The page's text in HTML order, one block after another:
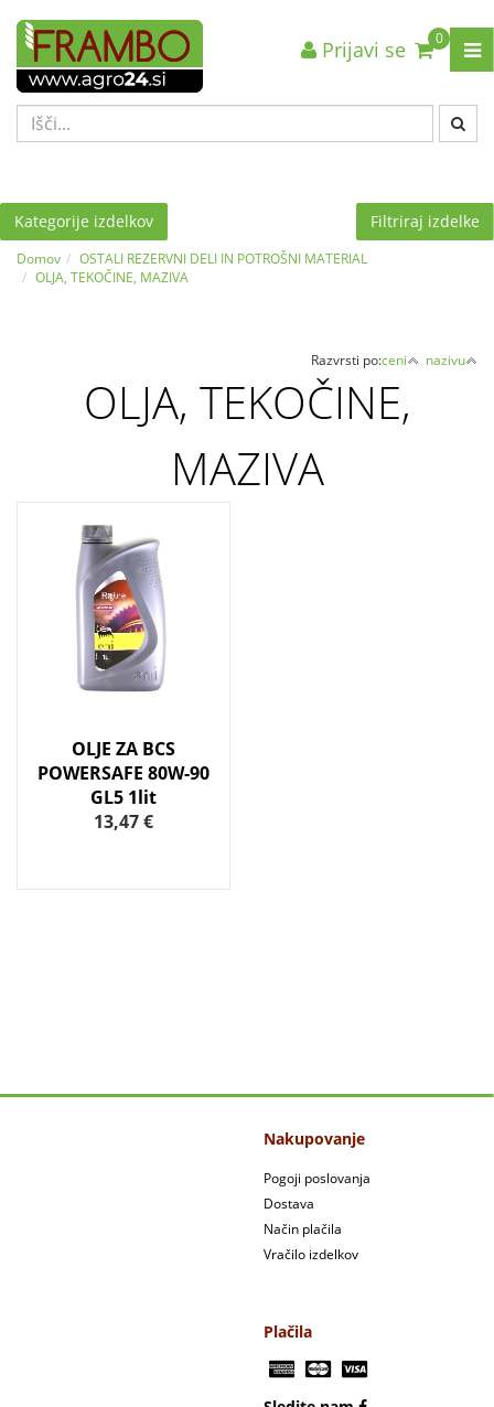
Nazaj en nivo
VRSTA 1
VRSTA 3
Nazaj en nivo
VRSTA 1
VRSTA 3
Nazaj en nivo
VRSTA 1
VRSTA 3
0
Prijavi se
Kategorije izdelkov Filtriraj izdelke
Domov
OSTALI REZERVNI DELI IN POTROŠNI MATERIAL
OLJA, TEKOČINE, MAZIVA
Razvrsti po:ceni nazivu
OLJA, TEKOČINE,
MAZIVA
OLJE ZA BCS
POWERSAFE 80W-90
GL5 1lit
13,47 €
Nakupovanje
Pogoji poslovanja
Dostava
Način plačila
Vračilo izdelkov
Plačila